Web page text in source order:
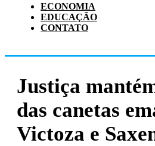
ECONOMIA
EDUCAÇÃO
CONTATO
Justiça
das canetas
Victoza e